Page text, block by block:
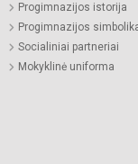
Progimnazijos istorija
Progimnazijos
Socialiniai partneriai
Mokyklinė uniforma